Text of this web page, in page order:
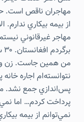
مهاجران ناقص است.
از بيمه بيكاري
مهاجر غيرقانوني
من همين جاست. زن و
پس‌اندازي جمع نشد.
پرداخت كردم… اما
نمي‌توانم از بيمه